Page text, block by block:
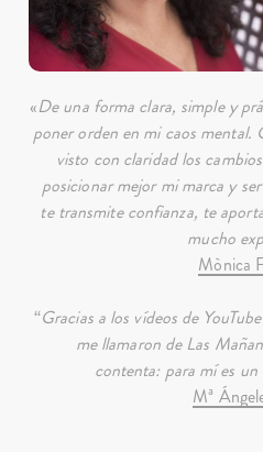
«De una forma clara, simple y
poner orden en mi caos mental.
visto con claridad los
posicionar mejor mi marca y
te transmite confianza, te
mucho
Mònica
“Gracias a los vídeos de
me llamaron de Las
contenta: para mí es
Mª